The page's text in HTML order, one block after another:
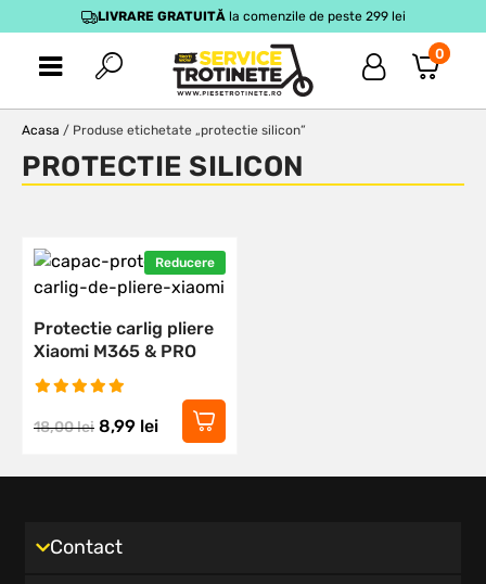
LIVRARE GRATUITĂla comenzile de peste 299 lei
0
Acasa / Produse etichetate „protectie silicon”
PROTECTIE SILICON
Reducere
Protectie carlig pliere
Xiaomi M365 & PRO
18,00lei 8,99 lei
Contact